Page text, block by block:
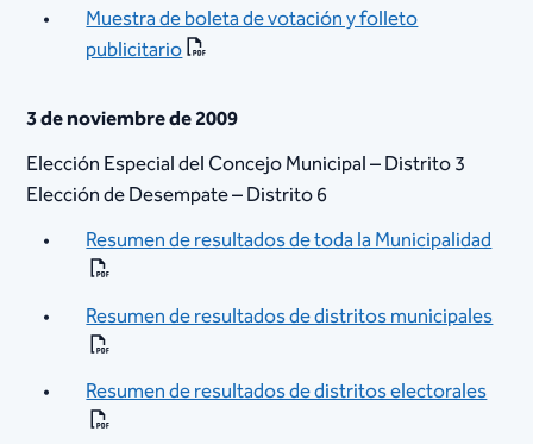
Muestra de boleta de votación y folleto
publicitario
3 de noviembre de 2009
Elección Especial del Concejo Municipal – Distrito 3
Elección de Desempate – Distrito 6
Resumen de resultados de toda la Municipalidad
Resumen de resultados de distritos municipales
Resumen de resultados de distritos electorales